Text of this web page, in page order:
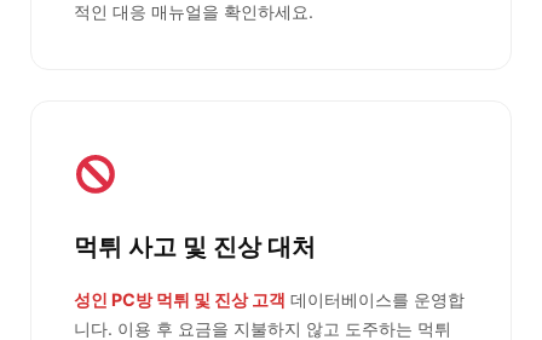
적인 대응 매뉴얼을 확인하세요.
먹튀 사고 및 진상 대처
성인 PC방 먹튀 및 진상 고객 데이터베이스를 운영합
니다. 이용 후 요금을 지불하지 않고 도주하는 먹튀